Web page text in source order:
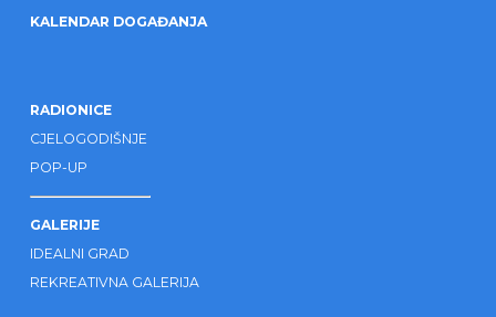
KALENDAR DOGAĐANJA
RADIONICE
CJELOGODIŠNJE
POP-UP
GALERIJE
IDEALNI GRAD
REKREATIVNA GALERIJA